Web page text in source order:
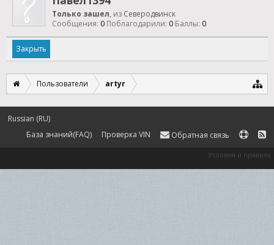
Только зашел, из Северодвинск
Сообщения: 0 Поблагодарили: 0 Баллы: 0
Закрыть
Пользователи artyr
Russian (RU)
База знаний(FAQ)
Проверка VIN Обратная связь
Условия и правила